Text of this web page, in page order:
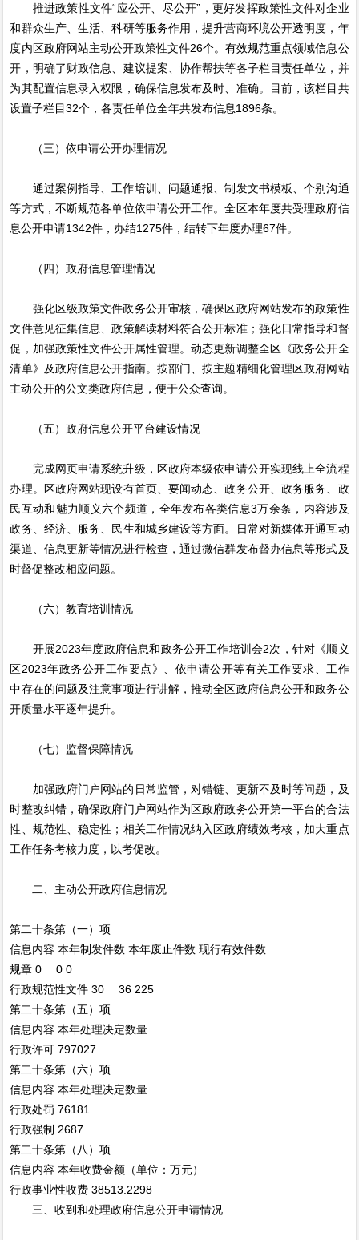
推进政策性文件“应公开、尽公开”，更好发挥政策性文件对企业
和群众生产、生活、科研等服务作用，提升营商环境公开透明度，年
度内区政府网站主动公开政策性文件26个。有效规范重点领域信息公
开，明确了财政信息、建议提案、协作帮扶等各子栏目责任单位，并
为其配置信息录入权限，确保信息发布及时、准确。目前，该栏目共
设置子栏目32个，各责任单位全年共发布信息1896条。
（三）依申请公开办理情况
通过案例指导、工作培训、问题通报、制发文书模板、个别沟通
等方式，不断规范各单位依申请公开工作。全区本年度共受理政府信
息公开申请1342件，办结1275件，结转下年度办理67件。
（四）政府信息管理情况
强化区级政策文件政务公开审核，确保区政府网站发布的政策性
文件意见征集信息、政策解读材料符合公开标准；强化日常指导和督
促，加强政策性文件公开属性管理。动态更新调整全区《政务公开全
清单》及政府信息公开指南。按部门、按主题精细化管理区政府网站
主动公开的公文类政府信息，便于公众查询。
（五）政府信息公开平台建设情况
完成网页申请系统升级，区政府本级依申请公开实现线上全流程
办理。区政府网站现设有首页、要闻动态、政务公开、政务服务、政
民互动和魅力顺义六个频道，全年发布各类信息3万余条，内容涉及
政务、经济、服务、民生和城乡建设等方面。日常对新媒体开通互动
渠道、信息更新等情况进行检查，通过微信群发布督办信息等形式及
时督促整改相应问题。
（六）教育培训情况
开展2023年度政府信息和政务公开工作培训会2次，针对《顺义
区2023年政务公开工作要点》、依申请公开等有关工作要求、工作
中存在的问题及注意事项进行讲解，推动全区政府信息公开和政务公
开质量水平逐年提升。
（七）监督保障情况
加强政府门户网站的日常监管，对错链、更新不及时等问题，及
时整改纠错，确保政府门户网站作为区政府政务公开第一平台的合法
性、规范性、稳定性；相关工作情况纳入区政府绩效考核，加大重点
工作任务考核力度，以考促改。
二、主动公开政府信息情况
第二十条第（一）项
信息内容 本年制发件数 本年废止件数 现行有效件数
规章 0 0 0
行政规范性文件 30 36 225
第二十条第（五）项
信息内容 本年处理决定数量
行政许可 797027
第二十条第（六）项
信息内容 本年处理决定数量
行政处罚 76181
行政强制 2687
第二十条第（八）项
信息内容 本年收费金额（单位：万元）
行政事业性收费 38513.2298
三、收到和处理政府信息公开申请情况